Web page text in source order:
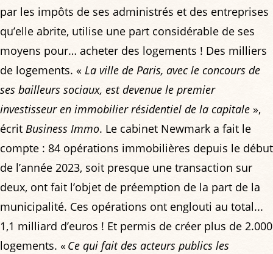
par les impôts de ses administrés et des entreprises
qu’elle abrite, utilise une part considérable de ses
moyens pour… acheter des logements ! Des milliers
de logements. « La ville de Paris, avec le concours de
ses bailleurs sociaux, est devenue le premier
investisseur en immobilier résidentiel de la capitale »,
écrit Business Immo. Le cabinet Newmark a fait le
compte : 84 opérations immobilières depuis le début
de l’année 2023, soit presque une transaction sur
deux, ont fait l’objet de préemption de la part de la
municipalité. Ces opérations ont englouti au total...
1,1 milliard d’euros ! Et permis de créer plus de 2.000
logements. « Ce qui fait des acteurs publics les